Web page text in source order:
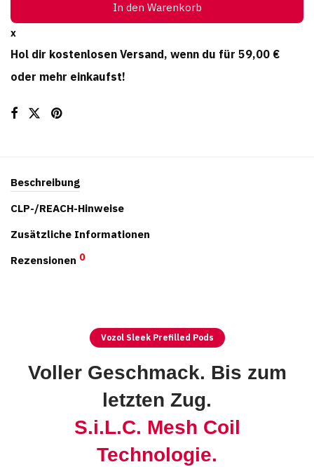
In den Warenkorb
x
Hol dir kostenlosen Versand, wenn du für 59,00 €
oder mehr einkaufst!
Beschreibung
CLP-/REACH-Hinweise
Zusätzliche Informationen
Rezensionen 0
Vozol Sleek Prefilled Pods
Voller Geschmack. Bis zum
letzten Zug.
S.i.L.C. Mesh Coil
Technologie.